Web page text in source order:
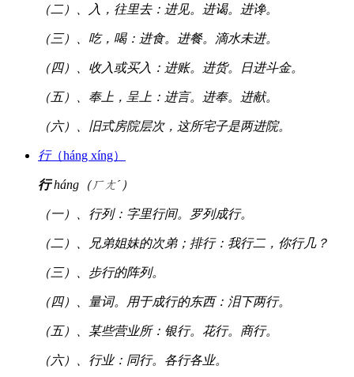
（二）、入，往里去：进见。进谒。进谗。
（三）、吃，喝：进食。进餐。滴水未进。
（四）、收入或买入：进账。进货。日进斗金。
（五）、奉上，呈上：进言。进奉。进献。
（六）、旧式房院层次，这所宅子是两进院。
行（háng xíng）
行háng（ㄏㄤˊ）
（一）、行列：字里行间。罗列成行。
（二）、兄弟姐妹的次弟；排行：我行二，你行几？
（三）、步行的阵列。
（四）、量词。用于成行的东西：泪下两行。
（五）、某些营业所：银行。花行。商行。
（六）、行业：同行。各行各业。